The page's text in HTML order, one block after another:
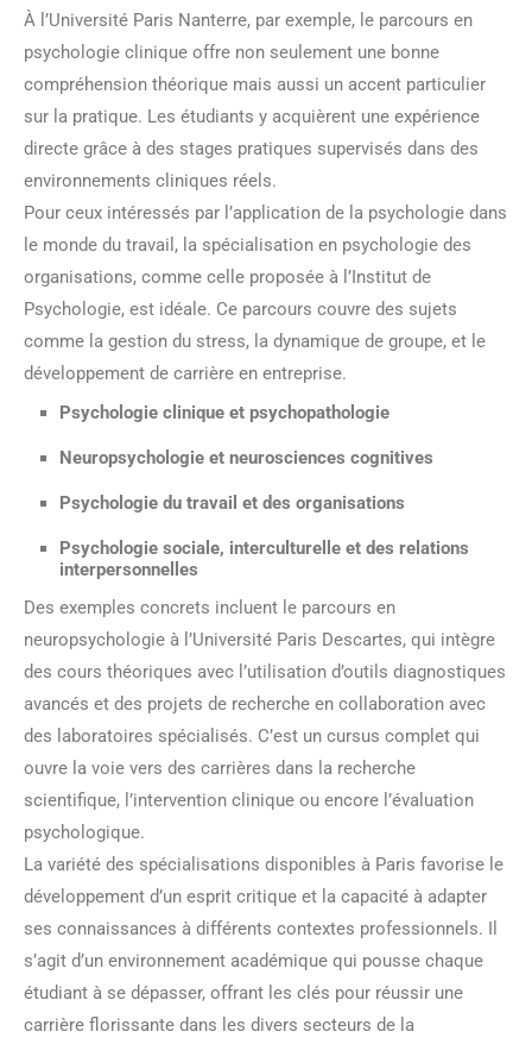
À l’Université Paris Nanterre, par exemple, le parcours en
psychologie clinique offre non seulement une bonne
compréhension théorique mais aussi un accent particulier
sur la pratique. Les étudiants y acquièrent une expérience
directe grâce à des stages pratiques supervisés dans des
environnements cliniques réels.
Pour ceux intéressés par l’application de la psychologie dans
le monde du travail, la spécialisation en psychologie des
organisations, comme celle proposée à l’Institut de
Psychologie, est idéale. Ce parcours couvre des sujets
comme la gestion du stress, la dynamique de groupe, et le
développement de carrière en entreprise.
Psychologie clinique et psychopathologie
Neuropsychologie et neurosciences cognitives
Psychologie du travail et des organisations
Psychologie sociale, interculturelle et des relations
interpersonnelles
Des exemples concrets incluent le parcours en
neuropsychologie à l’Université Paris Descartes, qui intègre
des cours théoriques avec l’utilisation d’outils diagnostiques
avancés et des projets de recherche en collaboration avec
des laboratoires spécialisés. C’est un cursus complet qui
ouvre la voie vers des carrières dans la recherche
scientifique, l’intervention clinique ou encore l’évaluation
psychologique.
La variété des spécialisations disponibles à Paris favorise le
développement d’un esprit critique et la capacité à adapter
ses connaissances à différents contextes professionnels. Il
s’agit d’un environnement académique qui pousse chaque
étudiant à se dépasser, offrant les clés pour réussir une
carrière florissante dans les divers secteurs de la